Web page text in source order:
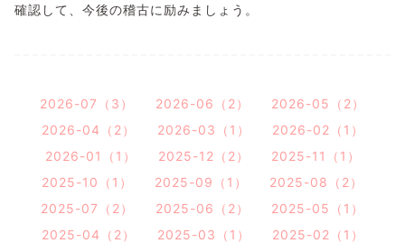
確認して、今後の稽古に励みましょう。
2026-07（3） 2026-06（2）
2026-05（2）
2026-04（2）
2026-03（1）
2026-02（1）
2026-01（1）
2025-12（2）
2025-11（1）
2025-10（1）
2025-09（1）
2025-08（2）
2025-07（2）
2025-06（2）
2025-05（1）
2025-04（2）
2025-03（1）
2025-02（1）